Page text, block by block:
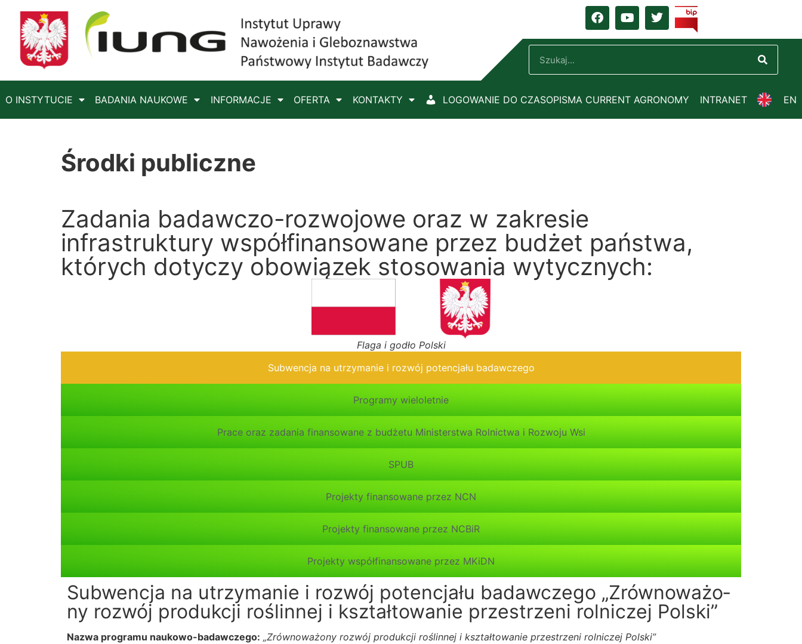
O INSTYTUCIE BADANIA NAUKOWE INFORMACJE OFERTA KONTAKTY LOGOWANIE DO CZASOPISMA CURRENT AGRONOMY INTRANET EN
Środki publiczne
Zadania badawczo-rozwojowe oraz w zakresie
infrastruktury współfinansowane przez budżet państwa,
których dotyczy obowiązek stosowania wytycznych:
Flaga i godło Polski
Subwencja na utrzymanie i rozwój potencjału badawczego
Programy wieloletnie
Prace oraz zadania finansowane z budżetu Ministerstwa Rolnictwa i Rozwoju Wsi
SPUB
Projekty finansowane przez NCN
Projekty finansowane przez NCBiR
Projekty współfinansowane przez MKiDN
Subwencja na utrzymanie i rozwój potencjału badawczego „Zrównoważo­
ny rozwój produkcji roślinnej i kształtowanie przestrzeni rolniczej Polski”
Nazwa programu naukowo-badawczego: „Zrównoważony rozwój produkcji roślinnej i kształtowanie przestrzeni rolniczej Polski”